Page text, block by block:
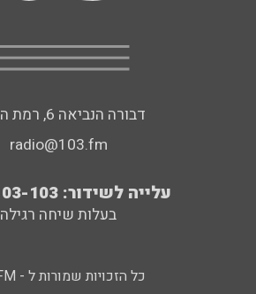
דבורה הנביאה 6, רמת השרון
radio@103.fm
עלייה לשידור: 0552-103-103
בעלות שיחה רגילה
כל הזכויות שמורות ל - 103FM